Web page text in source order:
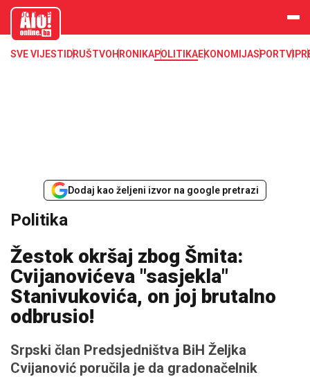
aloonline.b
SVE VIJESTI DRUŠTVOHRONIKAPOLITIKAEKONOMIJASPORTVIP
Dodaj kao željeni izvor na google pretrazi
Politika
Žestok okršaj zbog Šmita:
Cvijanovićeva "sasjekla"
Stanivukovića, on joj brutalno
odbrusio!
Srpski član Predsjedništva BiH Željka
Cvijanović poručila je da gradonačelnik